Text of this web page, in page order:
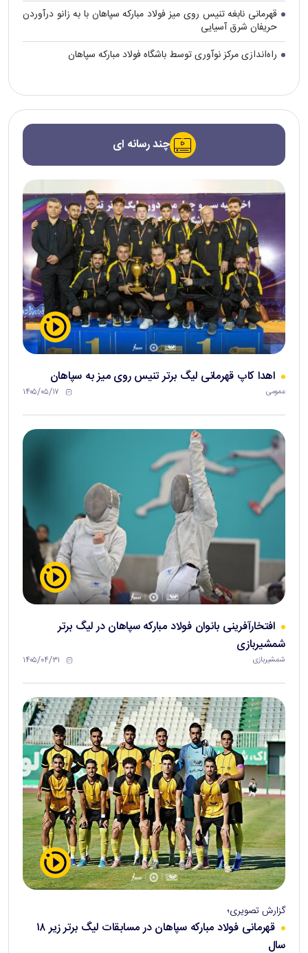
قهرمانی نابغه تنیس روی میز فولاد مبارکه سپاهان با به زانو درآوردن
حریفان شرق آسیایی
راه‌اندازی مرکز نوآوری توسط باشگاه فولاد مبارکه سپاهان
چند رسانه ای
اهدا کاپ قهرمانی لیگ برتر تنیس روی میز به سپاهان
عمومی ۱۴۰۵/۰۵/۱۷
افتخارآفرینی بانوان فولاد مبارکه سپاهان در لیگ برتر
شمشیربازی
شمشیربازی ۱۴۰۵/۰۴/۳۱
گزارش تصویری؛
قهرمانی فولاد مبارکه سپاهان در مسابقات لیگ برتر زیر ۱۸
سال